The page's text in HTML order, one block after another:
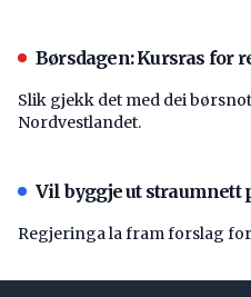
Børsdagen: Kursras for
Slik gjekk det med dei
Nordvestlandet.
Vil byggje ut straumnett
Regjeringa la fram forslag